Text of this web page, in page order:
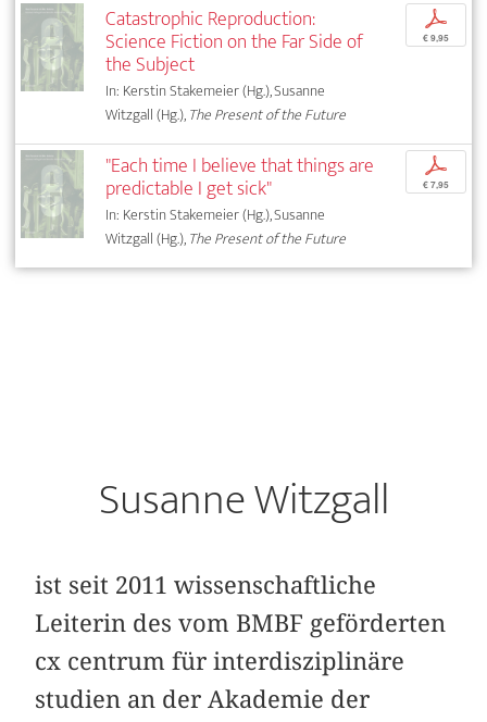
Catastrophic Reproduction:
Science Fiction on the Far Side of
the Subject
In: Kerstin Stakemeier (Hg.), Susanne
Witzgall (Hg.),The Present of the Future
p
€ 9,95
"Each time I believe that things are
predictable I get sick"
In: Kerstin Stakemeier (Hg.), Susanne
Witzgall (Hg.),The Present of the Future
p
€ 7,95
Susanne Witzgall
ist seit 2011 wissenschaftliche
Leiterin des vom BMBF geförderten
cx centrum für interdisziplinäre
studien an der Akademie der